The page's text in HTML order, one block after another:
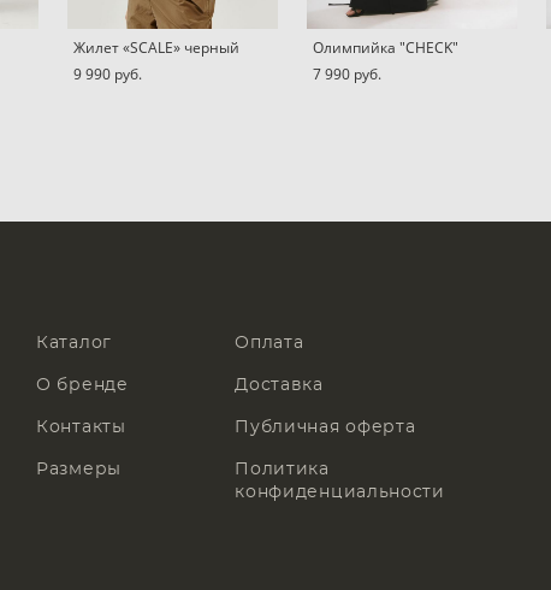
Жилет «SCALE» черный
9 990 pуб.
Олимпийка "CHECK"
7 990 pуб.
Каталог
О бренде
Контакты
Размеры
Оплата
Доставка
Публичная оферта
Политика
конфиденциальности